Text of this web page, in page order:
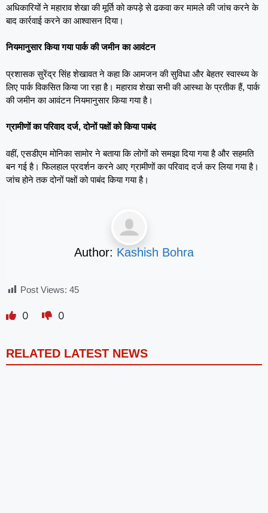
अधिकारियों ने महाराव शेखा की मूर्ति को कपड़े से ढकवा कर मामले की जांच करने के
बाद कार्रवाई करने का आश्वासन दिया।
नियमानुसार किया गया पार्क की जमीन का आवंटन
प्रशासक सुरेंद्र सिंह शेखावत ने कहा कि आमजन की सुविधा और बेहतर स्वास्थ्य के
लिए पार्क विकसित किया जा रहा है। महाराव शेखा सभी की आस्था के प्रतीक हैं, पार्क
की जमीन का आवंटन नियमानुसार किया गया है।
ग्रामीणों का परिवाद दर्ज, दोनों पक्षों को किया पाबंद
वहीं, एसडीएम मोनिका सामोर ने बताया कि लोगों को समझा दिया गया है और सहमति
बन गई है। फिलहाल प्रदर्शन करने आए ग्रामीणों का परिवाद दर्ज कर लिया गया है।
जांच होने तक दोनों पक्षों को पाबंद किया गया है।
Author: Kashish Bohra
Post Views: 45
0 0
RELATED LATEST NEWS